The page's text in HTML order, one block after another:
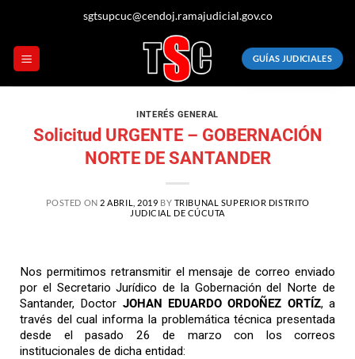
sgtsupcuc@cendoj.ramajudicial.gov.co
GUÍAS JUDICIALES
INTERÉS GENERAL
Solicitud URGENTE – GOBERNACIÓN
NORTE DE SANTANDER
POSTED ON 2 ABRIL, 2019 BY TRIBUNAL SUPERIOR DISTRITO
JUDICIAL DE CÚCUTA
Nos permitimos retransmitir el mensaje de correo enviado
por el Secretario Jurídico de la Gobernación del Norte de
Santander, Doctor JOHAN EDUARDO ORDOÑEZ ORTÍZ, a
través del cual informa la problemática técnica presentada
desde el pasado 26 de marzo con los correos
institucionales de dicha entidad: